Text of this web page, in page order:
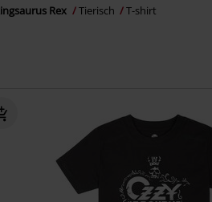
Rex Tierisch T-shirt